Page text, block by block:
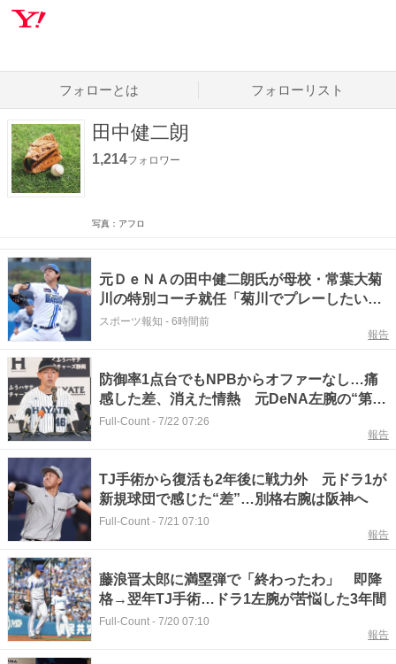
フォローとは フォローリスト
田中健二朗
1,214フォロワー
写真：アフロ
元ＤｅＮＡの田中健二朗氏が母校・常葉大菊
川の特別コーチ就任「菊川でプレーしたい、
甲子園を目指したいという子たちの背中を後
スポーツ報知 - 6時間前
報告
防御率1点台でもNPBからオファーなし…痛
感した差、消えた情熱 元DeNA左腕の“第2
の人生”
Full-Count - 7/22 07:26
報告
TJ手術から復活も2年後に戦力外 元ドラ1が
新規球団で感じた“差”…別格右腕は阪神へ
Full-Count - 7/21 07:10
報告
藤浪晋太郎に満塁弾で「終わったわ」 即降
格→翌年TJ手術…ドラ1左腕が苦悩した3年間
Full-Count - 7/20 07:10
報告